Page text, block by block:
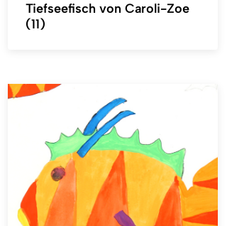
Tiefseefisch von Caroli-Zoe
(11)